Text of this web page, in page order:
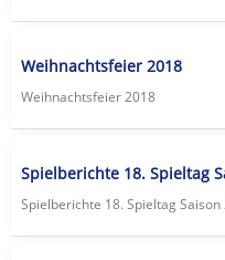
Weihnachtsfeier 2018
Weihnachtsfeier 2018
Spielberichte 18. Spieltag
Spielberichte 18. Spieltag